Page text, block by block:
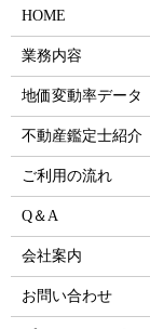
HOME
業務内容
地価変動率データ
不動産鑑定士紹介
ご利用の流れ
Q＆A
会社案内
お問い合わせ